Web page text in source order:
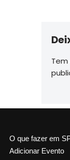
Tem
O que fazer em
Adicionar Evento